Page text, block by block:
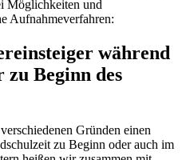
Möglichkeiten und
Aufnahmeverfahren:
während
zu Beginn des
Gründen einen
zu Beginn oder auch im